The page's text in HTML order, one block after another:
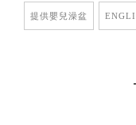
提供嬰兒澡盆